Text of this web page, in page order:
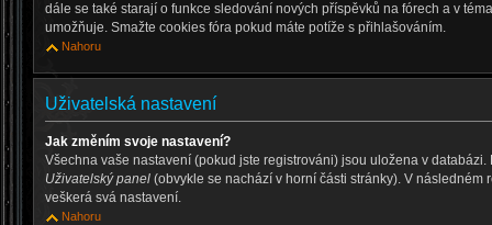
dále se také starají o funkce sledování nových příspěvků na fórech a v
umožňuje. Smažte cookies fóra pokud máte potíže s přihlašováním.
Nahoru
Uživatelská nastavení
Jak změním svoje nastavení?
Všechna vaše nastavení (pokud jste registrováni) jsou uložena v
Uživatelský panel (obvykle se nachází v horní části stránky). V následném
veškerá svá nastavení.
Nahoru